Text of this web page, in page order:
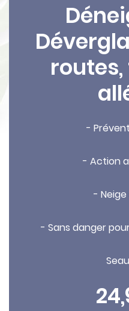
-
- Action
-
- Sans danger